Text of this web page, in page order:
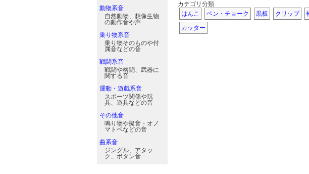
動物系音
自然動物、想像生物
の動作音や声
乗り物系音
乗り物そのものや付
属音などの音
戦闘系音
戦闘や格闘、武器に
関する音
運動・遊戯系音
スポーツ関係や玩
具、遊具などの音
その他音
鳴り物や擬音・オノ
マトペなどの音
曲系音
ジングル、アタッ
ク、ボタン音
カテゴリ分類
はんこ
ペン・チョーク 黒板 クリップ
カッター